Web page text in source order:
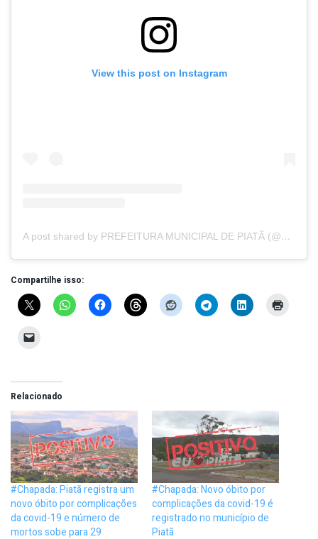
View this post on Instagram
A post shared by PREFEITURA MUNICIPAL DE PIATÃ (@prefeitura.piata)
Compartilhe isso:
Relacionado
#Chapada: Piatã registra um
novo óbito por complicações
da covid-19 e número de
mortos sobe para 29
#Chapada: Novo óbito por
complicações da covid-19 é
registrado no município de
Piatã